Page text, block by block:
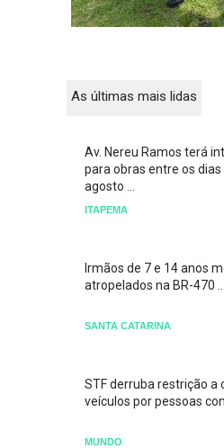
As últimas mais lidas
Av. Nereu Ramos terá
para obras entre os dias
agosto ...
ITAPEMA
Irmãos de 7 e 14 anos
atropelados na BR-470 ...
SANTA CATARINA
STF derruba restrição a
veículos por pessoas
MUNDO